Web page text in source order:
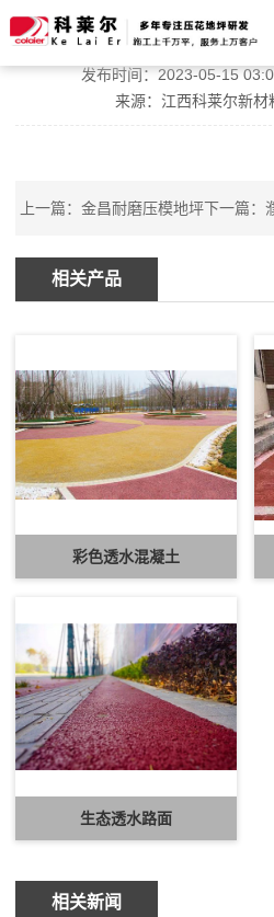
西宁耐磨压
发布时间：2023-05-15
来源：江西科莱尔新材
上一篇：金昌耐磨压模地坪下一篇：
相关产品
彩色透水混凝土
生态透水路面
相关新闻